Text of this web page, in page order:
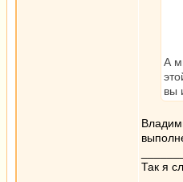
А
вы
Так я